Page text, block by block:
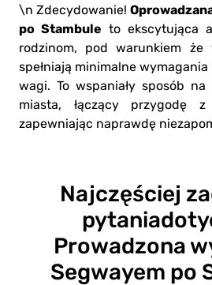
\n Zdecydowanie!
po Stambule to ekscytująca
rodzinom, pod warunkiem że
spełniają minimalne
wagi. To wspaniały sposób
miasta, łączący przygodę
zapewniając naprawdę
Najczęściej
pytania
Prowadzona
Segwayem po